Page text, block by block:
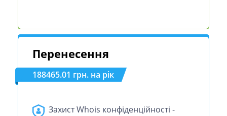
Перенесення
188465.01 грн. на рік
Захист Whois конфіденційності -